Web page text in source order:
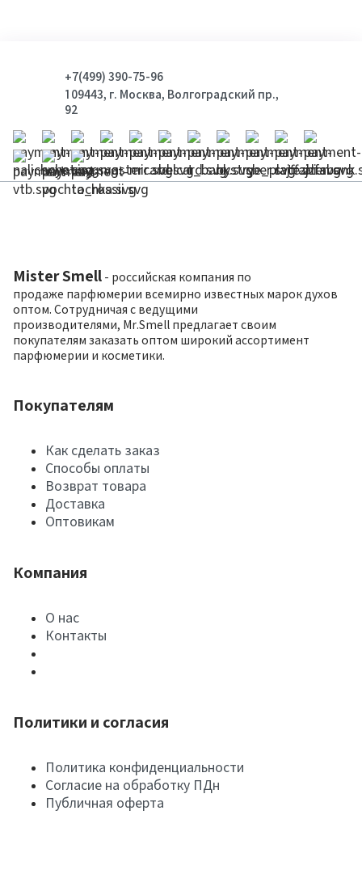
+7(499) 390-75-96
109443, г. Москва, Волгоградский пр.,
92
Mister Smell - российская компания по
продаже парфюмерии всемирно известных марок духов
оптом. Сотрудничая с ведущими
производителями, Mr.Smell предлагает своим
покупателям заказать оптом широкий ассортимент
парфюмерии и косметики.
Покупателям
Как сделать заказ
Способы оплаты
Возврат товара
Доставка
Оптовикам
Компания
О нас
Контакты
Политики и согласия
Политика конфиденциальности
Согласие на обработку ПДн
Публичная оферта